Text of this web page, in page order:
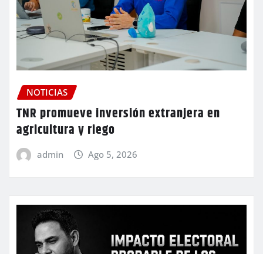
NOTICIAS
TNR promueve inversión extranjera en
agricultura y riego
admin Ago 5, 2026